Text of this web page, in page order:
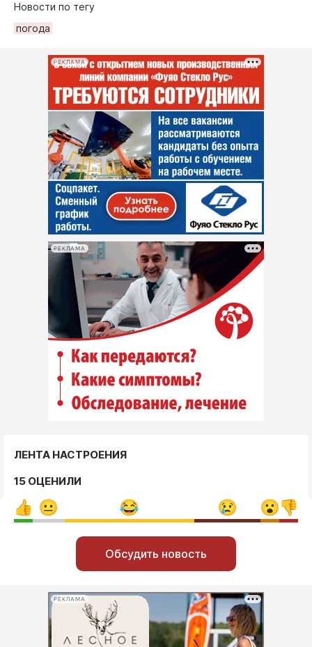
Новости по тегу
погода
РЕКЛАМА
РЕКЛАМА
ЛЕНТА НАСТРОЕНИЯ
15 ОЦЕНИЛИ
Обсудить новость
РЕКЛАМА